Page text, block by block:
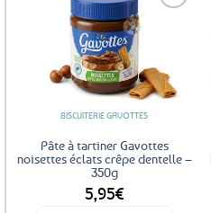
favoris
BISCUITERIE GAVOTTES
Pâte à tartiner Gavottes
noisettes éclats crêpe dentelle –
350g
5,95€